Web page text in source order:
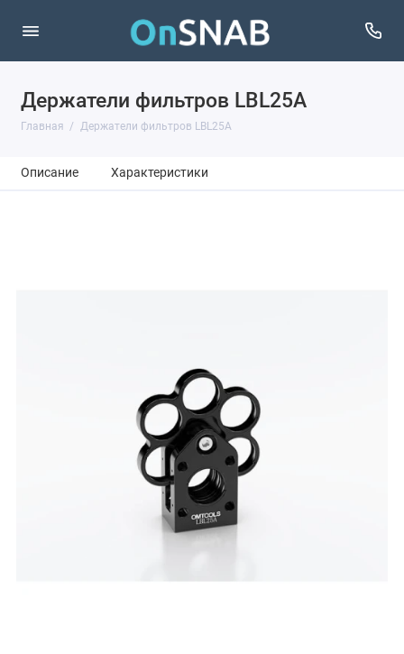
Держатели фильтров LBL25A
Главная Держатели фильтров LBL25A
Описание Характеристики